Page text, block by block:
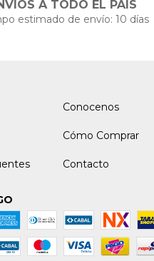
A TODO EL PAÍS
estimado de envío: 10 días
Conocenos
Cómo Comprar
Contacto